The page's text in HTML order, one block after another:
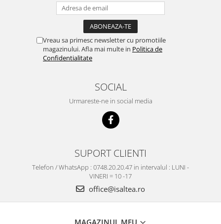
Vreau sa primesc newsletter cu promotiile
magazinului. Afla mai multe in Politica de
Confidentialitate
SOCIAL
Urmareste-ne in social media
SUPORT CLIENTI
Telefon / WhatsApp : 0748.20.20.47 in intervalul : LUNI -
VINERI = 10 -17
office@isaltea.ro
MAGAZINUL MEU